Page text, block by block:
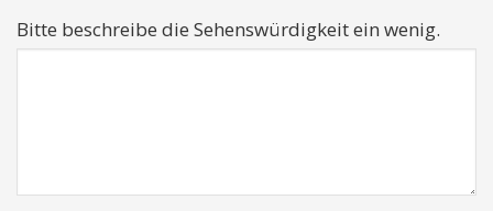
Bitte beschreibe die Sehenswürdigkeit ein wenig.